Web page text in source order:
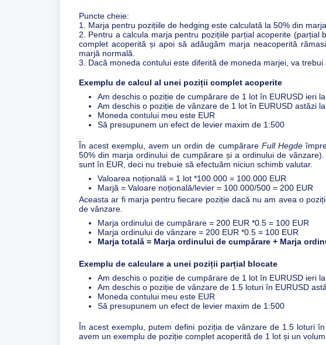
Puncte cheie:
1. Marja pentru pozițiile de hedging este calculată la 50% din
2. Pentru a calcula marja pentru pozițiile parțial acoperite
complet acoperită și apoi să adăugăm marja neacoperită
marjă normală.
3. Dacă moneda contului este diferită de moneda marjei, va
Exemplu de calcul al unei poziții complet acoperite
Am deschis o poziție de cumpărare de 1 lot în EURUSD ieri
Am deschis o poziție de vânzare de 1 lot în EURUSD astăzi
Moneda contului meu este EUR
Să presupunem un efect de levier maxim de 1:500
În acest exemplu, avem un ordin de cumpărare Full Hegde
50% din marja ordinului de cumpărare și a ordinului de
sunt în EUR, deci nu trebuie să efectuăm niciun schimb valutar.
Valoarea noțională = 1 lot *100.000 = 100.000 EUR
Marjă = Valoare noțională/levier = 100.000/500 = 200 EUR
Aceasta ar fi marja pentru fiecare poziție dacă nu am avea o
de vânzare.
Marja ordinului de cumpărare = 200 EUR *0.5 = 100 EUR
Marja ordinului de vânzare = 200 EUR *0.5 = 100 EUR
Marja totală = Marja ordinului de cumpărare + Marja
Exemplu de calculare a unei poziții parțial blocate
Am deschis o poziție de cumpărare de 1 lot în EURUSD ieri
Am deschis o poziție de vânzare de 1.5 loturi în EURUSD
Moneda contului meu este EUR
Să presupunem un efect de levier maxim de 1:500
În acest exemplu, putem defini poziția de vânzare de 1.5 loturi
avem un exemplu de poziție complet acoperită de 1 lot și un